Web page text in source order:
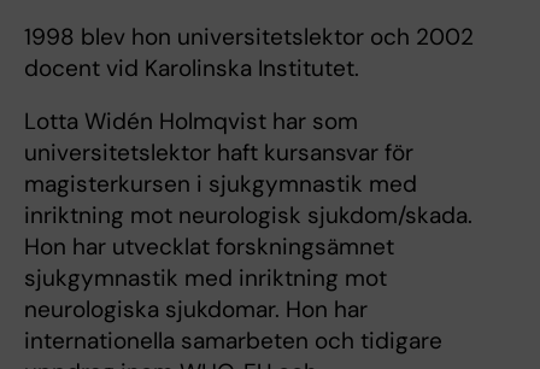
1998 blev hon universitetslektor och 2002
docent vid Karolinska Institutet.
Lotta Widén Holmqvist har som
universitetslektor haft kursansvar för
magisterkursen i sjukgymnastik med
inriktning mot neurologisk sjukdom/skada.
Hon har utvecklat forskningsämnet
sjukgymnastik med inriktning mot
neurologiska sjukdomar. Hon har
internationella samarbeten och tidigare